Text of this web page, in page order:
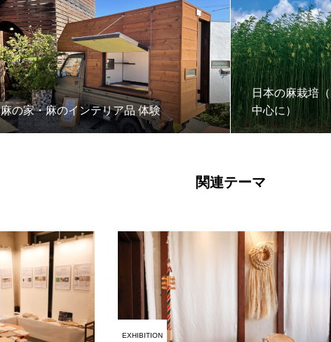
麻の家・麻のインテリア品 体験
日本の麻栽培
中心に）
関連テーマ
EXHIBITION